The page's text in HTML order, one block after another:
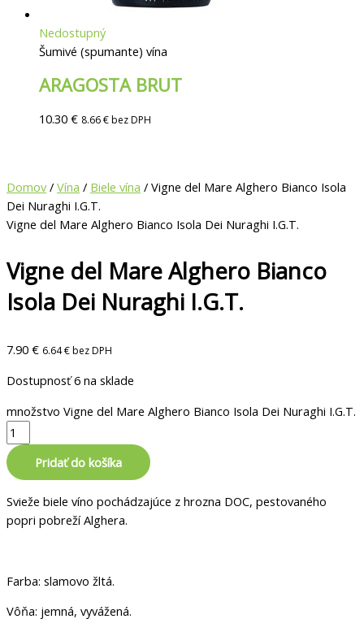
Nedostupný
Šumivé (spumante) vína
ARAGOSTA BRUT
10.30 € 8.66€bez DPH
Domov / Vína / Biele vína / Vigne del Mare Alghero Bianco Isola
Dei Nuraghi I.G.T.
Vigne del Mare Alghero Bianco Isola Dei Nuraghi I.G.T.
Vigne del Mare Alghero Bianco
Isola Dei Nuraghi I.G.T.
7.90 € 6.64€bez DPH
Dostupnosť 6 na sklade
množstvo Vigne del Mare Alghero Bianco Isola Dei Nuraghi I.G.T.
Pridať do košíka
Svieže biele víno pochádzajúce z hrozna DOC, pestovaného
popri pobreží Alghera.
Farba: slamovo žltá.
Vôňa: jemná, vyvážená.